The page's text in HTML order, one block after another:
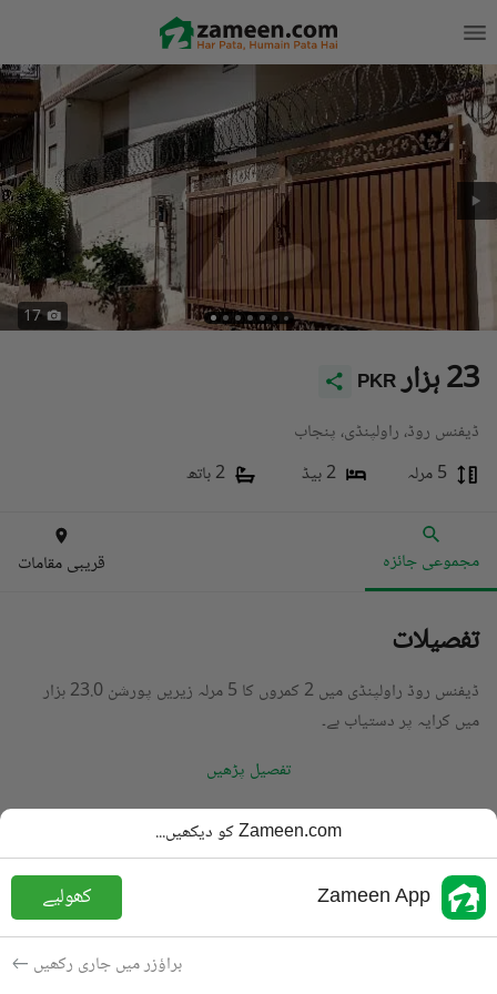
17
PKR 23 ہزار
ڈیفنس روڈ، راولپنڈی، پنجاب
5 مرلہ
2 بیڈ 2 باتھ
مجموعی جائزہ قریبی مقامات
تفصیلات
ڈیفنس روڈ راولپنڈی میں 2 کمروں کا 5 مرلہ زیریں پورشن 23.0 ہزار
میں کرایہ پر دستیاب ہے۔
تفصیل پڑھیں
زیریں پورشن
قیمت
PKR
23 ہزار
باتھ
رقبہ
5 مرلہ
کرایہ پر دستیاب
Zameen.com کو دیکھیں...
Zameen App کھولیے
براؤزر میں جاری رکھیں